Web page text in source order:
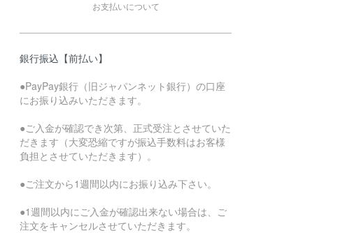
お支払いについて
銀行振込【前払い】
●PayPay銀行（旧ジャパンネット銀行）の口座
にお振り込みいただきます。
●ご入金が確認でき次第、正式受注とさせていた
だきます（大変恐縮ですが振込手数料はお客様
負担とさせていただきます）。
●ご注文から1週間以内にお振り込み下さい。
●1週間以内にご入金が確認出来ない場合は、ご
注文をキャンセルさせていただきます。